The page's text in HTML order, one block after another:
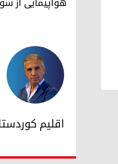
دکتر ابراهیم خالد
اقلیم